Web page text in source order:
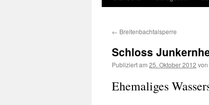
← Breitenbachtalsperre
Schloss
Publiziert am 25. Oktober 2012 von
Ehemaliges